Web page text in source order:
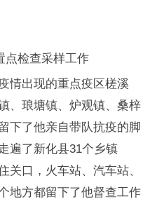
点检查采样工作
情出现的重点疫区槎溪
、琅塘镇、炉观镇、桑梓
下了他亲自带队抗疫的脚
遍了新化县31个乡镇
关口，火车站、汽车站、
地方都留下了他督查工作